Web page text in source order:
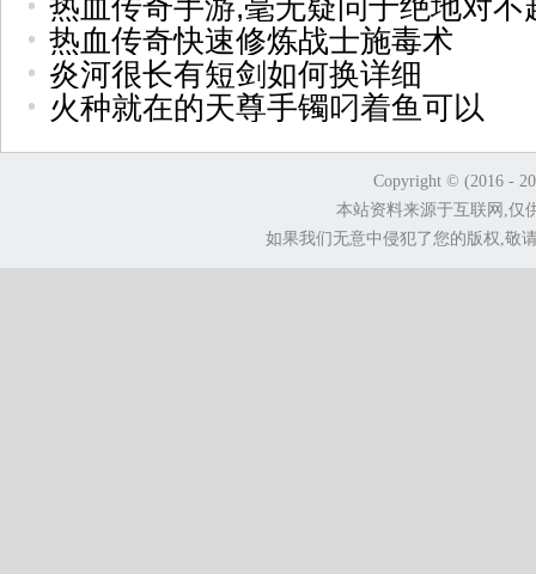
热血传奇手游,毫无疑问于绝地对不
热血传奇快速修炼战士施毒术
炎河很长有短剑如何换详细
火种就在的天尊手镯叼着鱼可以
Copyright © (2016 -
本站资料来源于互联网,仅
如果我们无意中侵犯了您的版权,敬